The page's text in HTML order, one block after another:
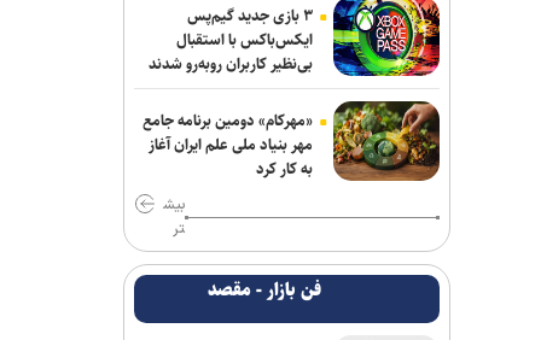
ارائه خدمات رایگان مجموعه توچال به
اصحاب رسانه
شکوری: امیدوارم برخلاف گذشته، بتوانیم
در رده امید به موفقیت برسیم
آرمان الهی بعد از جهانی باکو، به جهانی
اسلواکی می‌رود/ عنوان‌دار ایرانی جهان که
قهرمان ۲ رشته آزاد و فرنگی شده بود
۱۴۰۵
۳ بازی جدید گیم‌پس
ایکس‌باکس با استقبال
بی‌نظیر کاربران روبه‌رو شدند
«مهرکام» دومین برنامه جامع
مهر بنیاد ملی علم ایران آغاز
به کار کرد
بیش
تر
فن بازار - مقصد